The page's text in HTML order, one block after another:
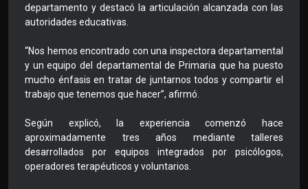
departamento y destacó la articulación alcanzada con las
autoridades educativas.
“Nos hemos encontrado con una inspectora departamental
y un equipo del departamental de Primaria que ha puesto
mucho énfasis en tratar de juntarnos todos y compartir el
trabajo que tenemos que hacer”, afirmó.
Según explicó, la experiencia comenzó hace
aproximadamente tres años mediante talleres
desarrollados por equipos integrados por psicólogos,
operadores terapéuticos y voluntarios.